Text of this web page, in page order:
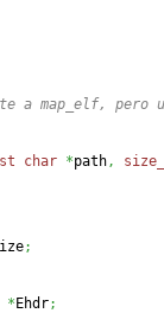
a map_elf, pero
char *path,
;
* Ehdr;